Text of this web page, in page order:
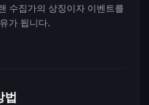
수집가의 상징이자 이벤트를
가 됩니다.
법